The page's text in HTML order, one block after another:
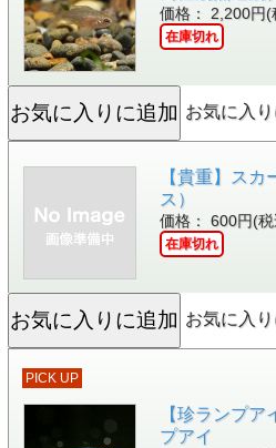
価格： 2,200円(
在庫切れ
お気に入
【貴重】ス
ス）
価格： 600円(
在庫切れ
お気に入
PICK UP
【珍ランプ
プアイ